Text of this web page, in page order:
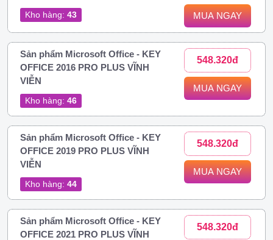
Kho hàng: 43 MUA NGAY
Sản phẩm Microsoft Office - KEY
OFFICE 2016 PRO PLUS VĨNH
VIỄN
Kho hàng: 46
548.320đ
MUA NGAY
Sản phẩm Microsoft Office - KEY
OFFICE 2019 PRO PLUS VĨNH
VIỄN
Kho hàng: 44
548.320đ
MUA NGAY
Sản phẩm Microsoft Office - KEY
OFFICE 2021 PRO PLUS VĨNH
548.320đ